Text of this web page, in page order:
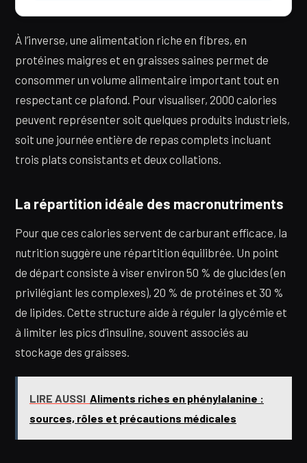
À l’inverse, une alimentation riche en fibres, en
protéines maigres et en graisses saines permet de
consommer un volume alimentaire important tout en
respectant ce plafond. Pour visualiser, 2000 calories
peuvent représenter soit quelques produits industriels,
soit une journée entière de repas complets incluant
trois plats consistants et deux collations.
La répartition idéale des macronutriments
Pour que ces calories servent de carburant efficace, la
nutrition suggère une répartition équilibrée. Un point
de départ consiste à viser environ 50 % de glucides (en
privilégiant les complexes), 20 % de protéines et 30 %
de lipides. Cette structure aide à réguler la glycémie et
à limiter les pics d’insuline, souvent associés au
stockage des graisses.
LIRE AUSSI Aliments riches en phénylalanine :
sources, rôles et précautions médicales